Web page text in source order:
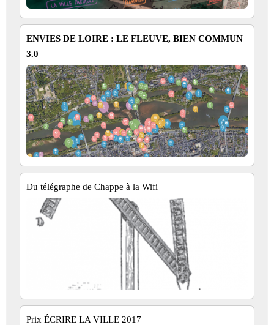
ENVIES DE LOIRE : LE FLEUVE, BIEN COMMUN
3.0
Du télégraphe de Chappe à la Wifi
Prix ÉCRIRE LA VILLE 2017